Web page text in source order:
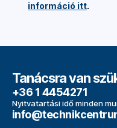
információ itt.
Tanácsra van
+36 1 4454271
Nyitvatartási idő minden